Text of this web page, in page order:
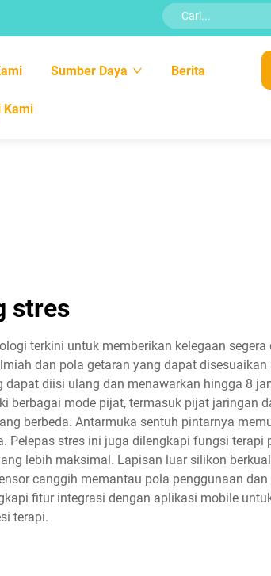
Sumber Daya Berita
Kami
stres
terkini untuk memberikan kelegaan segera
dan pola getaran yang dapat disesuaikan
diisi ulang dan menawarkan hingga 8
mode pijat, termasuk pijat jaringan
berbeda. Antarmuka sentuh pintarnya
stres ini juga dilengkapi fungsi
lebih maksimal. Lapisan luar silikon
canggih memantau pola penggunaan
fitur integrasi dengan aplikasi mobile
terapi.